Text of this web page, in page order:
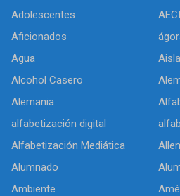
Adolescentes
Aficionados
Agua
Alcohol Casero
Alemania
alfabetización digital
Alfabetización Mediática
Alumnado
Ambiente